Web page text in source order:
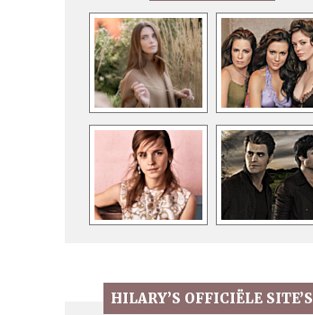
HILARY’S OFFICIËLE SITE’S